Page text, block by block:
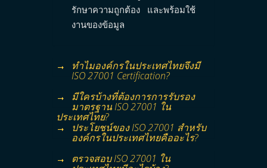
รักษาความถูกต้อง และพร้อมใช้
งานของข้อมูล
ทำไมองค์กรในประเทศไทยจึงมี
ISO 27001 Certification?
มีใครบ้างที่ต้องการการรับรอง
มาตรฐาน ISO 27001 ใน
ประเทศไทย?
ประโยชน์ของ ISO 27001 สำหรับ
องค์กรในประเทศไทยคืออะไร?
ตรวจสอบ ISO 27001 ใน